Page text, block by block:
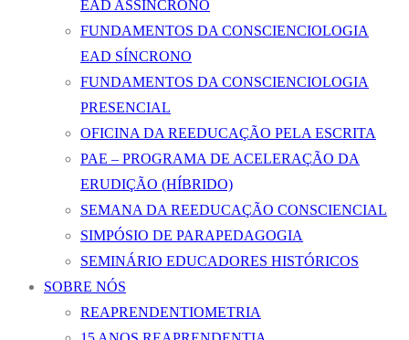
EAD ASSÍNCRONO
FUNDAMENTOS DA CONSCIENCIOLOGIA
EAD SÍNCRONO
FUNDAMENTOS DA CONSCIENCIOLOGIA
PRESENCIAL
OFICINA DA REEDUCAÇÃO PELA ESCRITA
PAE – PROGRAMA DE ACELERAÇÃO DA
ERUDIÇÃO (HÍBRIDO)
SEMANA DA REEDUCAÇÃO CONSCIENCIAL
SIMPÓSIO DE PARAPEDAGOGIA
SEMINÁRIO EDUCADORES HISTÓRICOS
SOBRE NÓS
REAPRENDENTIOMETRIA